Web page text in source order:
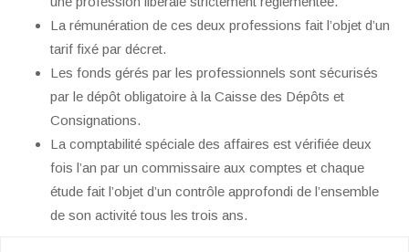
La rémunération de ces deux professions fait l’objet d’un
tarif fixé par décret.
Les fonds gérés par les professionnels sont sécurisés
par le dépôt obligatoire à la Caisse des Dépôts et
Consignations.
La comptabilité spéciale des affaires est vérifiée deux
fois l’an par un commissaire aux comptes et chaque
étude fait l’objet d’un contrôle approfondi de l’ensemble
de son activité tous les trois ans.